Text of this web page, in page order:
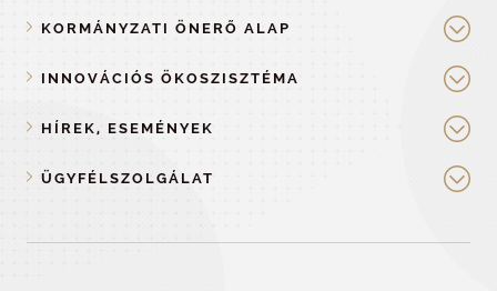
KORMÁNYZATI ÖNERŐ ALAP
INNOVÁCIÓS ÖKOSZISZTÉMA
HÍREK, ESEMÉNYEK
ÜGYFÉLSZOLGÁLAT